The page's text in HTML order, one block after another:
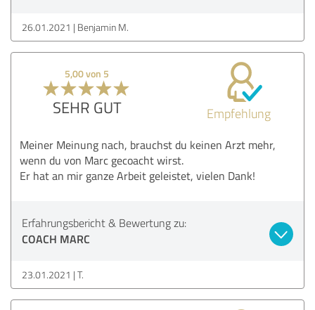
26.01.2021 Benjamin M.
5,00 von 5
SEHR GUT Empfehlung
Meiner Meinung nach, brauchst du keinen Arzt mehr,
wenn du von Marc gecoacht wirst.
Er hat an mir ganze Arbeit geleistet, vielen Dank!
Erfahrungsbericht & Bewertung zu:
COACH MARC
23.01.2021 T.